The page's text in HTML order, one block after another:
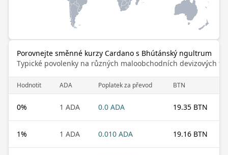
Porovnejte směnné kurzy Cardano s Bhútánský ngultrum
Typické povolenky na různých maloobchodních devizových
Hodnotit ADA Poplatek za převod BTN
0% 1 ADA 0.0 ADA 19.35 BTN
1% 1 ADA 0.010 ADA 19.16 BTN